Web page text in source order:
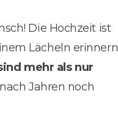
Die Hochzeit ist
Lächeln erinnern
mehr als nur
Jahren noch